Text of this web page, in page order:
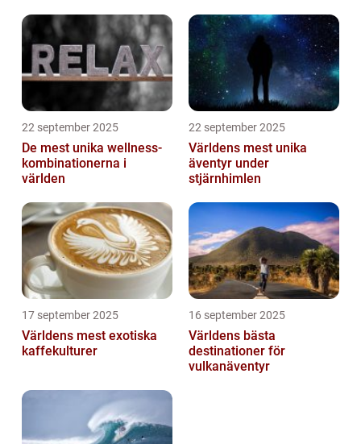
22 september 2025
De mest unika wellness-
kombinationerna i
världen
22 september 2025
Världens mest unika
äventyr under
stjärnhimlen
17 september 2025
Världens mest exotiska
kaffekulturer
16 september 2025
Världens bästa
destinationer för
vulkanäventyr